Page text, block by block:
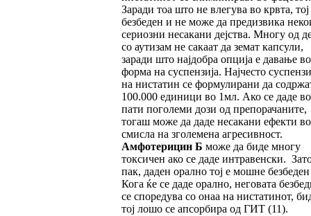
Заради тоа што не влегува во крвта, тој
безбеден и не може да предизвика
сериозни несакани дејства. Многу од
со аутизам не сакаат да земат капсули,
заради што најдобра опција е давање во
форма на суспензија. Најчесто
на нистатин се формулирани да
100.000 единици во 1мл. Ако се даде
пати поголеми дози од препорачаните,
тогаш може да даде несакани ефекти во
смисла на зголемена агресивност.
Амфотерицин Б може да биде многу
токсичен ако се даде интравенски.
пак, даден орално тој е мошне
Кога ќе се даде орално, неговата
се споредува со онаа на нистатинот,
тој лошо се апсорбира од ГИТ (11).